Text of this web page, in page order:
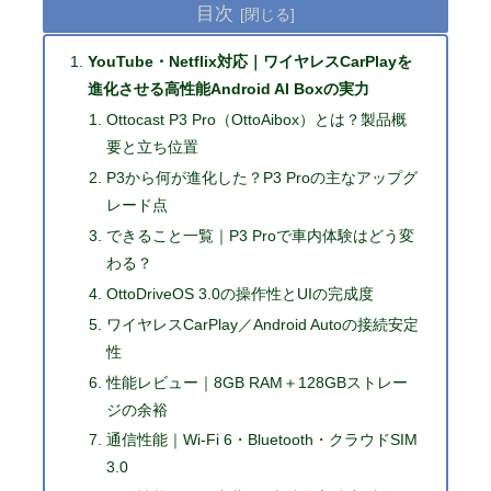
目次
YouTube・Netflix対応｜ワイヤレスCarPlayを
進化させる高性能Android AI Boxの実力
Ottocast P3 Pro（OttoAibox）とは？製品概
要と立ち位置
P3から何が進化した？P3 Proの主なアップグ
レード点
できること一覧｜P3 Proで車内体験はどう変
わる？
OttoDriveOS 3.0の操作性とUIの完成度
ワイヤレスCarPlay／Android Autoの接続安定
性
性能レビュー｜8GB RAM＋128GBストレー
ジの余裕
通信性能｜Wi-Fi 6・Bluetooth・クラウドSIM
3.0